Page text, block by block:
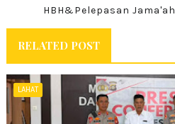
HBH&Pelepasan
RELATED POST
LAHAT